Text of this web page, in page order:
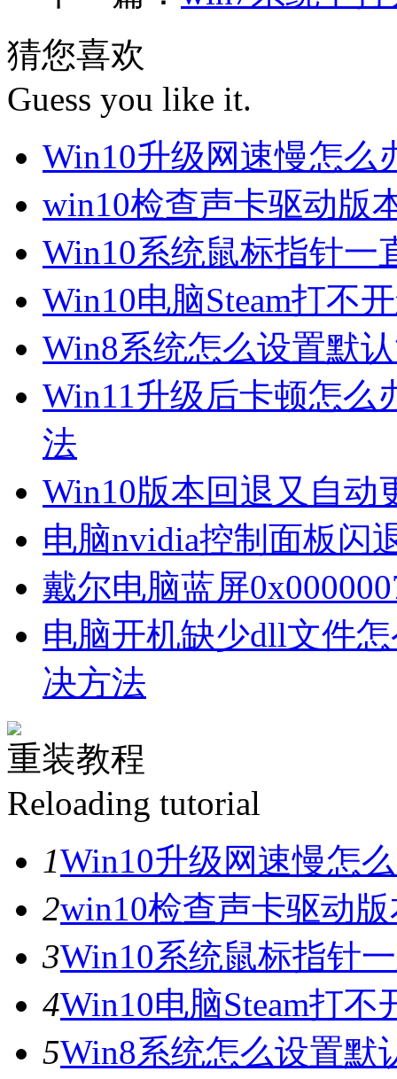
猜您喜欢
Guess you like it.
Win10升级网速慢怎么
win10检查声卡驱动版
Win10系统鼠标指针一
Win10电脑Steam打不
Win8系统怎么设置默
Win11升级后卡顿怎么
法
Win10版本回退又自动
电脑nvidia控制面板闪
戴尔电脑蓝屏
电脑开机缺少dll文件
决方法
重装教程
Reloading tutorial
1Win10升级网速慢怎
2win10检查声卡驱动
3Win10系统鼠标指针
4Win10电脑Steam打
5Win8系统怎么设置默